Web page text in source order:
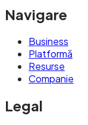
Navigare
Business
Platformă
Resurse
Companie
Legal